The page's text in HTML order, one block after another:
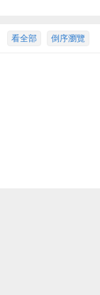
倒序瀏覽
看全部